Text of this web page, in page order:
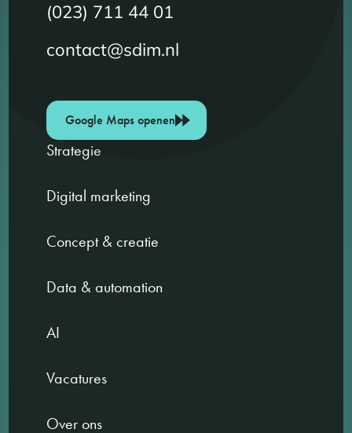
(023) 711 44 01
contact@sdim.nl
Google Maps openen
Strategie
Digital marketing
Concept & creatie
Data & automation
AI
Vacatures
Over ons